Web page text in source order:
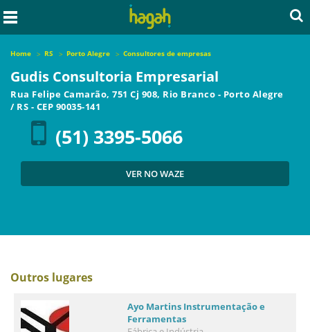
Home RS Porto Alegre Consultores de empresas
Gudis Consultoria Empresarial
Rua Felipe Camarão, 751 Cj 908, Rio Branco - Porto Alegre
/ RS - CEP 90035-141
(51) 3395-5066
VER NO WAZE
Outros lugares
Ayo Martins Instrumentação e
Ferramentas